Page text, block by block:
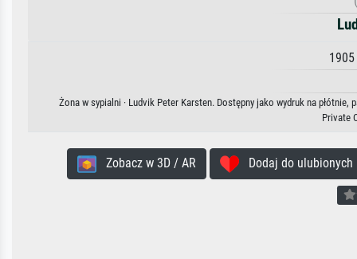
Żona w sypialni · Ludvik Peter Karsten. Dostępny jako wydruk na
Private
Zobacz w 3D / AR Dodaj do ulubionych